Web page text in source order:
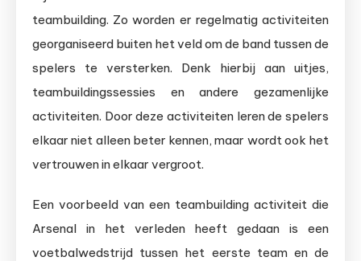
teambuilding. Zo worden er regelmatig activiteiten
georganiseerd buiten het veld om de band tussen de
spelers te versterken. Denk hierbij aan uitjes,
teambuildingssessies en andere gezamenlijke
activiteiten. Door deze activiteiten leren de spelers
elkaar niet alleen beter kennen, maar wordt ook het
vertrouwen in elkaar vergroot.
Een voorbeeld van een teambuilding activiteit die
Arsenal in het verleden heeft gedaan is een
voetbalwedstrijd tussen het eerste team en de